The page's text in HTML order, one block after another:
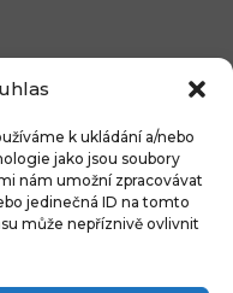
k ukládání a/nebo
jako jsou soubory
nám umožní zpracovávat
jedinečná ID na tomto
může nepříznivě ovlivnit
FibreGuard®:...